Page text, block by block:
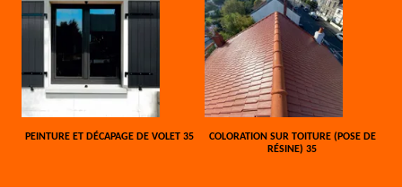
PEINTURE ET DÉCAPAGE DE VOLET 35
COLORATION SUR TOITURE (POSE DE
RÉSINE) 35